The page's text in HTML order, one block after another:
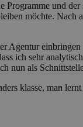
Programme und
möchte.
einbringen
ich sehr
nun als
klasse, man